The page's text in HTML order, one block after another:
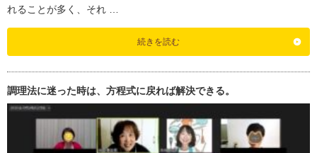
れることが多く、それ …
続きを読む
調理法に迷った時は、方程式に戻れば解決できる。